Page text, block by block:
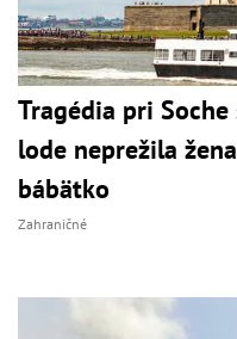
Tragédia pri
lode neprežila
bábätko
Zahraničné